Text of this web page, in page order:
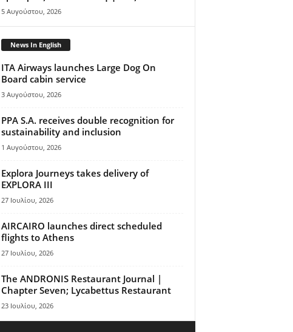
5 Αυγούστου, 2026
News In English
ITA Airways launches Large Dog On
Board cabin service
3 Αυγούστου, 2026
PPA S.A. receives double recognition for
sustainability and inclusion
1 Αυγούστου, 2026
Explora Journeys takes delivery of
EXPLORA III
27 Ιουλίου, 2026
AIRCAIRO launches direct scheduled
flights to Athens
27 Ιουλίου, 2026
The ANDRONIS Restaurant Journal |
Chapter Seven; Lycabettus Restaurant
23 Ιουλίου, 2026